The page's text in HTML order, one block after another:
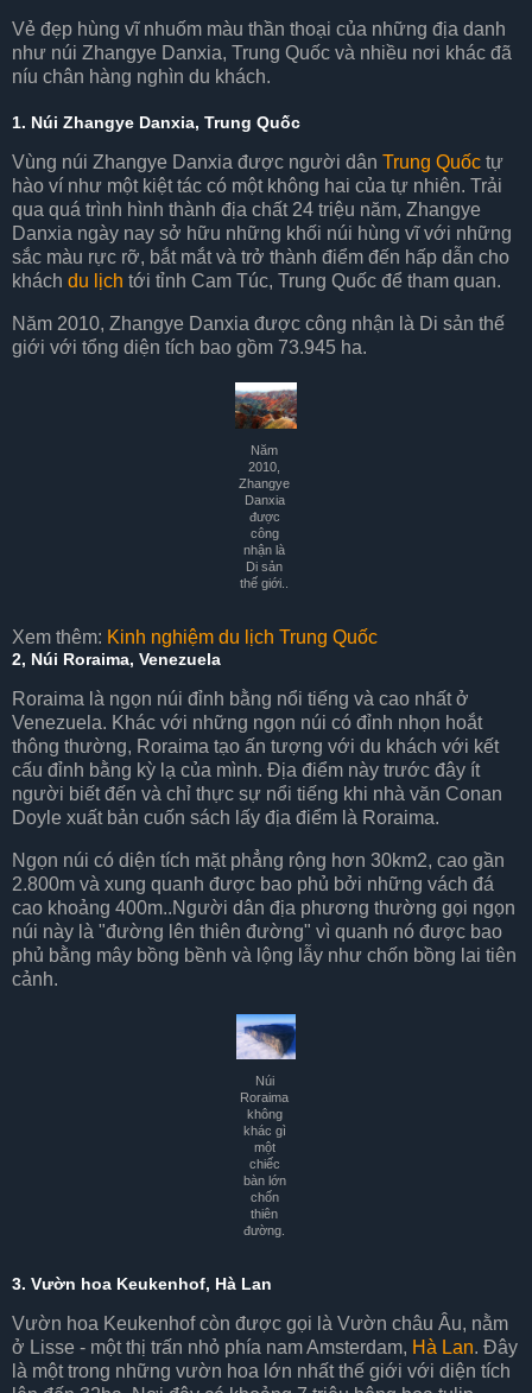
Vẻ đẹp hùng vĩ nhuốm màu thần thoại của những địa danh
như núi Zhangye Danxia, Trung Quốc và nhiều nơi khác đã
níu chân hàng nghìn du khách.
1. Núi Zhangye Danxia, Trung Quốc
Vùng núi Zhangye Danxia được người dân Trung Quốc tự
hào ví như một kiệt tác có một không hai của tự nhiên. Trải
qua quá trình hình thành địa chất 24 triệu năm, Zhangye
Danxia ngày nay sở hữu những khối núi hùng vĩ với những
sắc màu rực rỡ, bắt mắt và trở thành điểm đến hấp dẫn cho
khách du lịch tới tỉnh Cam Túc, Trung Quốc để tham quan.
Năm 2010, Zhangye Danxia được công nhận là Di sản thế
giới với tổng diện tích bao gồm 73.945 ha.
Năm
2010,
Zhangye
Danxia
được
công
nhận là
Di sản
thế giới..
Xem thêm: Kinh nghiệm du lịch Trung Quốc
2, Núi Roraima, Venezuela
Roraima là ngọn núi đỉnh bằng nổi tiếng và cao nhất ở
Venezuela. Khác với những ngọn núi có đỉnh nhọn hoắt
thông thường, Roraima tạo ấn tượng với du khách với kết
cấu đỉnh bằng kỳ lạ của mình. Địa điểm này trước đây ít
người biết đến và chỉ thực sự nổi tiếng khi nhà văn Conan
Doyle xuất bản cuốn sách lấy địa điểm là Roraima.
Ngọn núi có diện tích mặt phẳng rộng hơn 30km2, cao gần
2.800m và xung quanh được bao phủ bởi những vách đá
cao khoảng 400m..Người dân địa phương thường gọi ngọn
núi này là "đường lên thiên đường" vì quanh nó được bao
phủ bằng mây bồng bềnh và lộng lẫy như chốn bồng lai tiên
cảnh.
Núi
Roraima
không
khác gì
một
chiếc
bàn lớn
chốn
thiên
đường.
3. Vườn hoa Keukenhof, Hà Lan
Vườn hoa Keukenhof còn được gọi là Vườn châu Âu, nằm
ở Lisse - một thị trấn nhỏ phía nam Amsterdam, Hà Lan. Đây
là một trong những vườn hoa lớn nhất thế giới với diện tích